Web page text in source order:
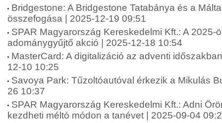
Bridgestone: A Bridgestone Tatabánya és a
összefogása | 2025-12-19 09:51
SPAR Magyarország Kereskedelmi Kft.: A 2025-
adománygyűjtő akció | 2025-12-18 10:54
MasterCard: A digitalizáció az adventi
12-10 10:25
Savoya Park: Tűzoltóautóval érkezik a Mikulás
26 10:37
SPAR Magyarország Kereskedelmi Kft.: Adni
kezdheti méltó módon a tanévet | 2025-09-04